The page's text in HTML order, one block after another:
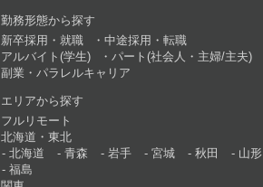
勤務形態から探す
新卒採用・就職
中途採用・転職
アルバイト(学生)
パート(社会人・主婦/主夫)
副業・パラレルキャリア
エリアから探す
フルリモート
北海道・東北
北海道
青森 岩手 宮城 秋田
山形
福島